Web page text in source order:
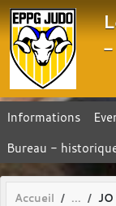
-
Informations
Bureau -
Accueil
Panneau de